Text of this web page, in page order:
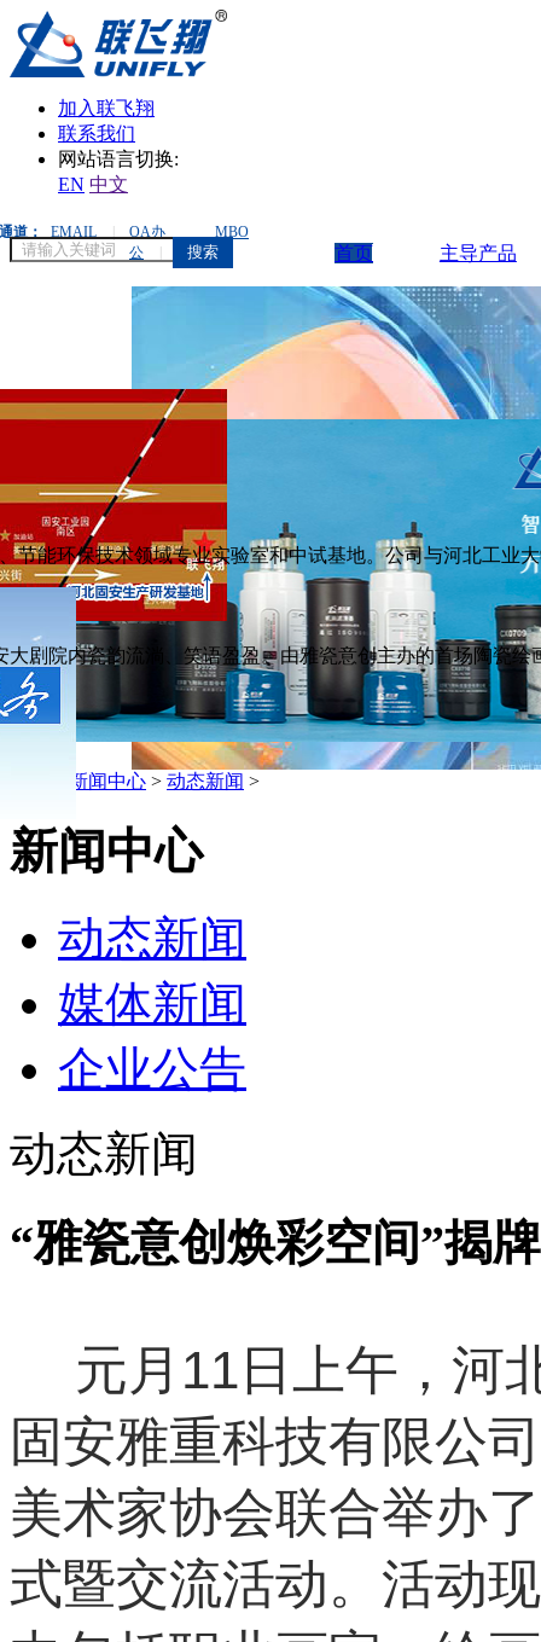
加入联飞翔
联系我们
网站语言切换:
EN 中文
道： EMAIL |
OA办
公
|
MBO
搜索 首页 主导产品
剧院内瓷韵流淌、笑语盈盈。由雅瓷意创主办的首场陶瓷绘
节能环保技术领域专业实验室和中试基地。公司与河北工业
新闻中心 > 动态新闻 >
新闻中心
动态新闻
媒体新闻
企业公告
动态新闻
“雅瓷意创焕彩空间”揭
元月11日上午，河
固安雅重科技有限公
美术家协会联合举办
式暨交流活动。活动